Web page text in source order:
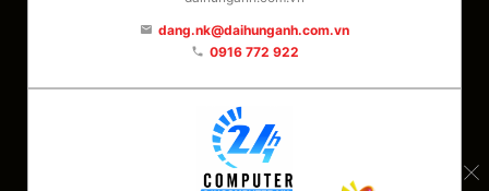
email dang.nk@daihunganh.com.vn
phone 0916 772 922